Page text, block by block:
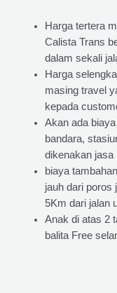
Harga tertera
Calista Trans
dalam sekali
Harga
masing travel
kepada
Akan ada
bandara,
dikenakan jasa
biaya
jauh dari poros
5Km dari jalan
Anak di atas 2
balita Free